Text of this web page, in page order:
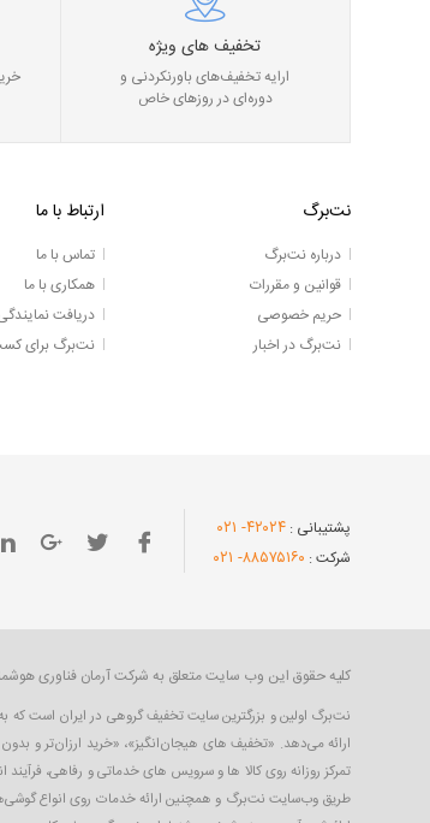
تخفیف های ویژه
ارایه تخفیف‌های باورنکردنی و
دوره‌ای در روز‌های خاص
نت‌برگ
درباره نت‌برگ
قوانین و مقررات
حریم خصوصی
نت‌برگ در اخبار
ارتباط با ما
تماس با ما
همکاری با ما
دریافت
نت‌برگ برای
پشتیبانی : ۴۲۰۲۴- ۰۲۱
شرکت : ۸۸۵۷۵۱۶۰- ۰۲۱
کلیه حقوق این وب سایت متعلق به شرکت آرمان فناوری
ارائه می‌دهد. «تخفیف های هیجان‌انگیز»، «خرید ارزان‌تر و
تمرکز روزانه روی کالا ها و سرویس های خدماتی و رفاهی،
طریق وب‌سایت نت‌برگ و همچنین ارائه خدمات روی انواع گوشی‌ها